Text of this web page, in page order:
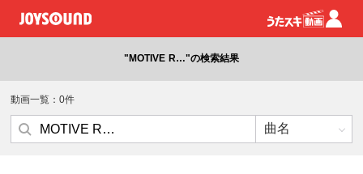
"MOTIVE R…"の検索結果
動画一覧：0件